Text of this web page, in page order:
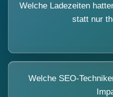
Welche Ladezeiten
statt nur
Welche SEO-